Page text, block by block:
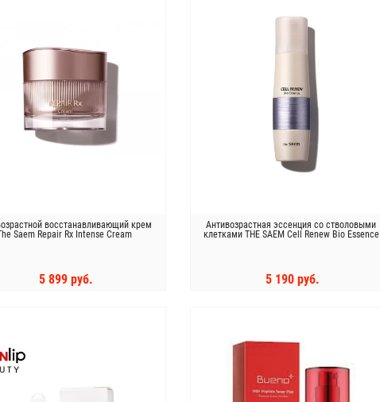
восстанавливающий крем
Saem Repair Rx Intense Cream
5 899 руб.
Антивозрастная эссенция со стволовыми
клетками THE SAEM Cell Renew Bio Essence
5 190 руб.